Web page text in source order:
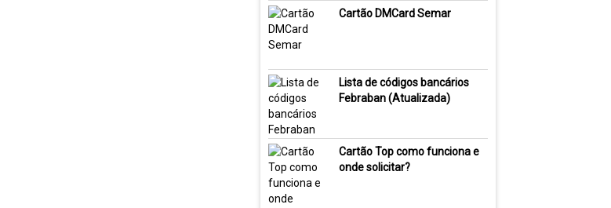
Cartão DMCard Semar
Lista de códigos bancários
Febraban (Atualizada)
Cartão Top como funciona e
onde solicitar?